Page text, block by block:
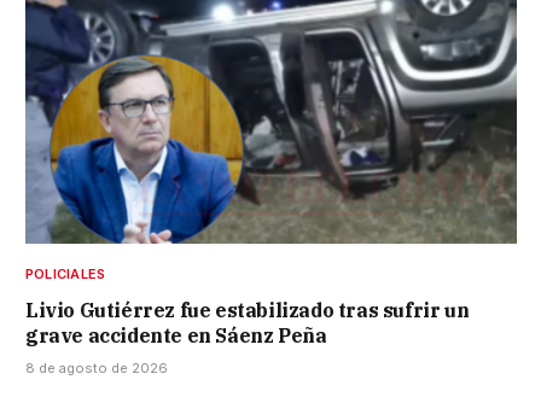
POLICIALES
Livio Gutiérrez fue estabilizado tras sufrir un
grave accidente en Sáenz Peña
8 de agosto de 2026